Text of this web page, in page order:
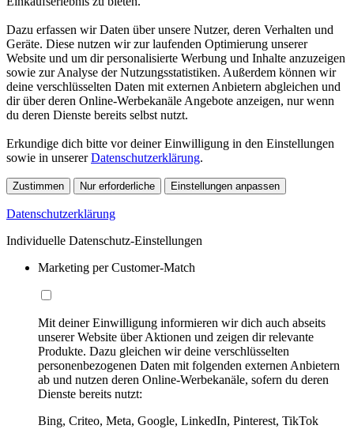
Dazu erfassen wir Daten über unsere Nutzer, deren Verhalten und
Geräte. Diese nutzen wir zur laufenden Optimierung unserer
Website und um dir personalisierte Werbung und Inhalte anzuzeigen
sowie zur Analyse der Nutzungsstatistiken. Außerdem können wir
deine verschlüsselten Daten mit externen Anbietern abgleichen und
dir über deren Online-Werbekanäle Angebote anzeigen, nur wenn
du deren Dienste bereits selbst nutzt.
Erkundige dich bitte vor deiner Einwilligung in den Einstellungen
sowie in unsererDatenschutzerklärung.
Zustimmen Nur erforderliche Einstellungen anpassen
Datenschutzerklärung
Individuelle Datenschutz-Einstellungen
Marketing per Customer-Match
Mit deiner Einwilligung informieren wir dich auch abseits
unserer Website über Aktionen und zeigen dir relevante
Produkte. Dazu gleichen wir deine verschlüsselten
personenbezogenen Daten mit folgenden externen Anbietern
ab und nutzen deren Online-Werbekanäle, sofern du deren
Dienste bereits nutzt:
Bing, Criteo, Meta, Google, LinkedIn, Pinterest, TikTok